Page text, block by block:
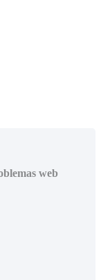
web